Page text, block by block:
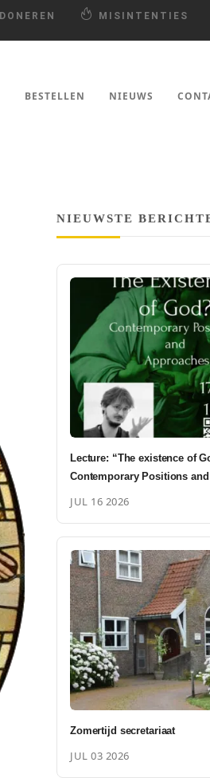
DONEREN MISINTENTIES
BESTELLEN NIEUWS
NIEUWSTE
Lecture: “The existence of
Contemporary Positions
JUL 16 2026
Zomertijd secretariaat
JUL 03 2026